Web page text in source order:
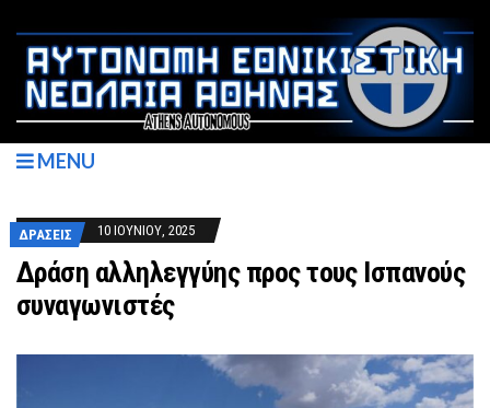
MENU
ΔΡΆΣΕΙΣ 10 ΙΟΥΝΊΟΥ, 2025
Δράση αλληλεγγύης προς τους Ισπανούς
συναγωνιστές